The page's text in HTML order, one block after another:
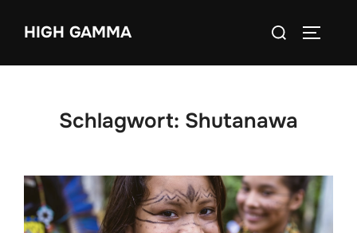
InhaltHIGH GAMMA
Suchen
Schlagwort: Shutanawa